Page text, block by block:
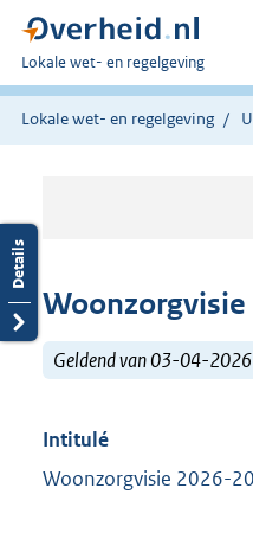
U
bent
hier:
Lokale wet- en regelgeving
Lokale wet- en regelgeving
Woonzorgvisie
Geldend van 03-04-
Intitulé
Woonzorgvisie 2026-